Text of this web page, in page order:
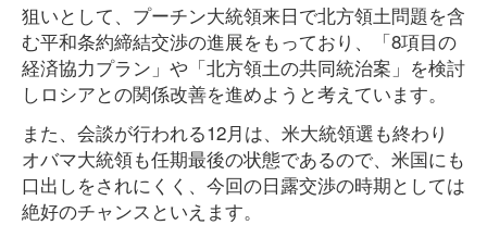
狙いとして、プーチン大統領来日で北方領土問題を含
む平和条約締結交渉の進展をもっており、「8項目の
経済協力プラン」や「北方領土の共同統治案」を検討
しロシアとの関係改善を進めようと考えています。
また、会談が行われる12月は、米大統領選も終わり
オバマ大統領も任期最後の状態であるので、米国にも
口出しをされにくく、今回の日露交渉の時期としては
絶好のチャンスといえます。